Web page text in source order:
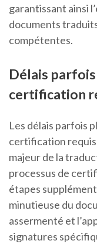
garantissant ainsi
documents
compétentes.
Délais
certification
Les délais parfois
certification
majeur de la
processus de
étapes
minutieuse du
assermenté et
signatures